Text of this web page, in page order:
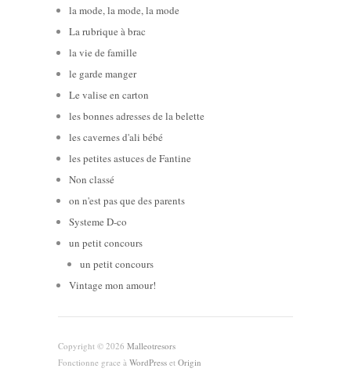
la mode, la mode, la mode
La rubrique à brac
la vie de famille
le garde manger
Le valise en carton
les bonnes adresses de la belette
les cavernes d'ali bébé
les petites astuces de Fantine
Non classé
on n'est pas que des parents
Systeme D-co
un petit concours
un petit concours
Vintage mon amour!
Copyright © 2026 Malleotresors
Fonctionne grace à WordPress et Origin